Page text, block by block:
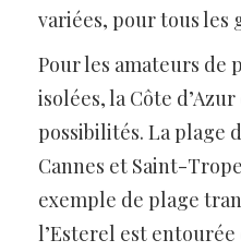
variées, pour tous les
Pour les amateurs de
isolées, la Côte
possibilités. La plage
Cannes et Saint-
exemple de plage
l’Esterel est entourée